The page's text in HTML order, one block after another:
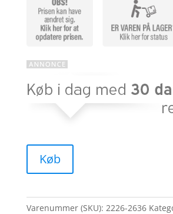
Køb
Varenummer (SKU): 2226-2636